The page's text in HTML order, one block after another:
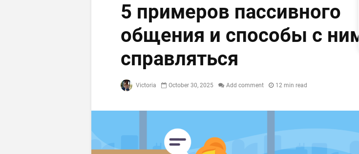
5 примеров пассивного
общения и способы с ним
справляться
Victoria October 30, 2025 Add comment 12 min read